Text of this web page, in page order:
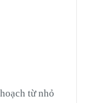
từ nhỏ